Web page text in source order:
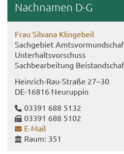
Nach­na­men D-G
Frau Sil­va­na Klin­ge­beil
Sach­ge­biet
Un­ter­halts­vor­schuss
Sach­be­ar­bei­tung
Heinrich-​Rau-Straße 27–30
DE-​16816 Neu­rup­pin
03391 688 5132
03391 688 5102
E-​Mail
Raum: 351